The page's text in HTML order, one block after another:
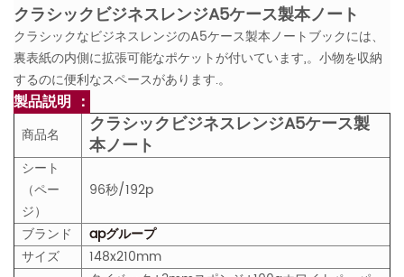
クラシックビジネスレンジA5ケース製本ノート
クラシックなビジネスレンジのA5ケース製本ノートブックには、
裏表紙の内側に拡張可能なポケットが付いています,。小物を収納
するのに便利なスペースがあります.。
製品説明 ：
商品名
クラシックビジネスレンジA5ケース製
本ノート
シート
（ペー
ジ）
96秒/192p
ブランド
apグループ
サイズ
148x210mm